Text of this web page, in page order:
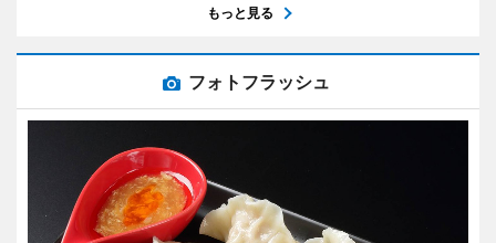
もっと見る
フォトフラッシュ